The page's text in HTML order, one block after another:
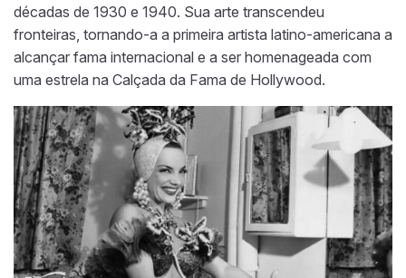
décadas de 1930 e 1940. Sua arte transcendeu
fronteiras, tornando-a a primeira artista latino-americana a
alcançar fama internacional e a ser homenageada com
uma estrela na Calçada da Fama de Hollywood.